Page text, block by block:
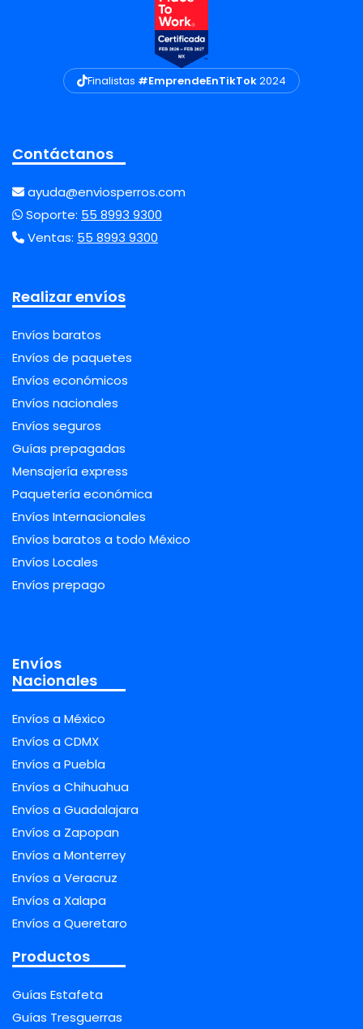
Finalistas #EmprendeEnTikTok2024
Contáctanos
ayuda@enviosperros.com
Soporte: 55 8993 9300
Ventas: 55 8993 9300
Realizar envíos
Envíos baratos
Envíos de paquetes
Envíos económicos
Envíos nacionales
Envíos seguros
Guías prepagadas
Mensajería express
Paquetería económica
Envíos Internacionales
Envíos baratos a todo México
Envíos Locales
Envíos prepago
Envíos
Nacionales
Envíos a México
Envíos a CDMX
Envíos a Puebla
Envíos a Chihuahua
Envíos a Guadalajara
Envíos a Zapopan
Envíos a Monterrey
Envíos a Veracruz
Envíos a Xalapa
Envíos a Queretaro
Productos
Guías Estafeta
Guías Tresguerras